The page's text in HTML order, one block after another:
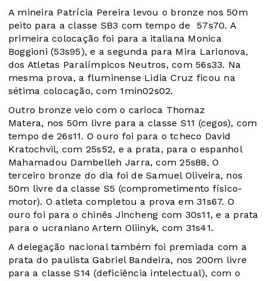
A mineira Patrícia Pereira levou o bronze nos 50m
peito para a classe SB3 com tempo de 57s70. A
primeira colocação foi para a italiana Monica
Boggioni (53s95), e a segunda para Mira Larionova,
dos Atletas Paralímpicos Neutros, com 56s33. Na
mesma prova, a fluminense Lidia Cruz ficou na
sétima colocação, com 1min02s02.
Outro bronze veio com o carioca Thomaz
Matera, nos 50m livre para a classe S11 (cegos), com
tempo de 26s11. O ouro foi para o tcheco David
Kratochvil, com 25s52, e a prata, para o espanhol
Mahamadou Dambelleh Jarra, com 25s88. O
terceiro bronze do dia foi de Samuel Oliveira, nos
50m livre da classe S5 (comprometimento físico-
motor). O atleta completou a prova em 31s67. O
ouro foi para o chinês Jincheng com 30s11, e a prata
para o ucraniano Artem Oliinyk, com 31s41.
A delegação nacional também foi premiada com a
prata do paulista Gabriel Bandeira, nos 200m livre
para a classe S14 (deficiência intelectual), com o